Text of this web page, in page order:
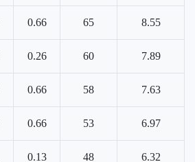
0.66 65 8.55
0.26 60 7.89
0.66 58 7.63
0.66 53 6.97
0.13 48 6.32